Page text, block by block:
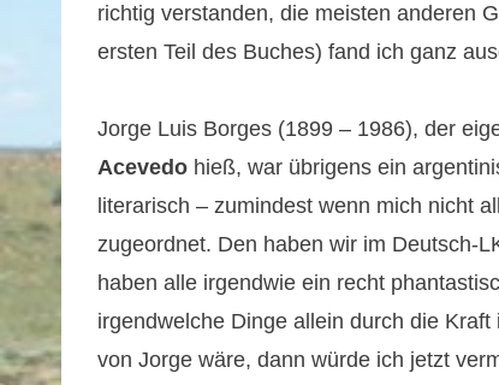
richtig verstanden, die meisten anderen
ersten Teil des Buches) fand ich ganz
Jorge Luis Borges (1899 – 1986), der
Acevedo hieß, war übrigens ein
literarisch – zumindest wenn mich nicht
zugeordnet. Den haben wir im Deutsch-
haben alle irgendwie ein recht
irgendwelche Dinge allein durch die
von Jorge wäre, dann würde ich jetzt